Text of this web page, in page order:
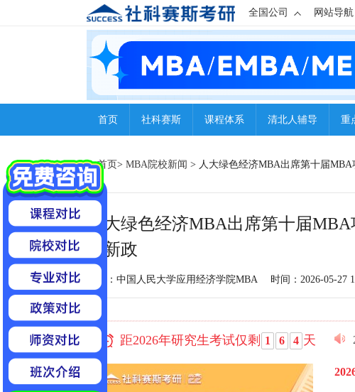
全国公司 网站导航
首页 社科赛斯 课程体系 清北人辅导 重
首页> MBA院校新闻 > 人大绿色经济MBA出席第十届
人大绿色经济MBA出席第十届
生新政
来源：中国人民大学应用经济学院MBA 时间：2026-05-27
距2026年研究生考试仅剩 1 6 4 天